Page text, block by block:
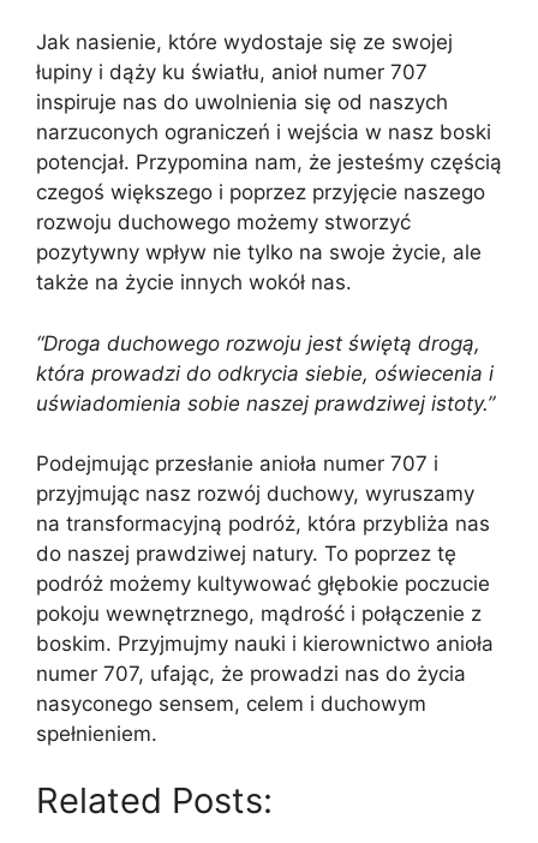
Jak nasienie, które wydostaje się ze swojej
łupiny i dąży ku światłu, anioł numer 707
inspiruje nas do uwolnienia się od naszych
narzuconych ograniczeń i wejścia w nasz boski
potencjał. Przypomina nam, że jesteśmy częścią
czegoś większego i poprzez przyjęcie naszego
rozwoju duchowego możemy stworzyć
pozytywny wpływ nie tylko na swoje życie, ale
także na życie innych wokół nas.
“Droga duchowego rozwoju jest świętą drogą,
która prowadzi do odkrycia siebie, oświecenia i
uświadomienia sobie naszej prawdziwej istoty.”
Podejmując przesłanie anioła numer 707 i
przyjmując nasz rozwój duchowy, wyruszamy
na transformacyjną podróż, która przybliża nas
do naszej prawdziwej natury. To poprzez tę
podróż możemy kultywować głębokie poczucie
pokoju wewnętrznego, mądrość i połączenie z
boskim. Przyjmujmy nauki i kierownictwo anioła
numer 707, ufając, że prowadzi nas do życia
nasyconego sensem, celem i duchowym
spełnieniem.
Related Posts: